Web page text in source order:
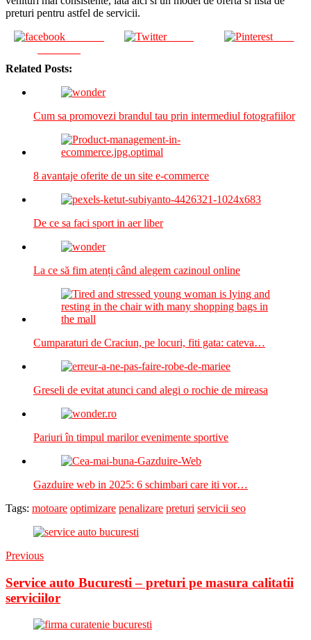
preturi pentru astfel de servicii.
Tweet Save
Related Posts:
Cum sa promovezi brandul tau prin intermediul fotografiilor
8 avantaje oferite de un site e-commerce
De ce sa faci sport in aer liber
La ce să fim atenți când alegem cazinoul online
Cumparaturi de Craciun, pe locuri, fiti gata: cateva…
Greseli de evitat atunci cand alegi o rochie de mireasa
Pariuri în timpul marilor evenimente sportive
Gazduire web in 2025: 6 schimbari care iti vor…
Tags: motoare optimizare penalizare preturi servicii seo
Previous
Service auto Bucuresti – preturi pe masura calitatii
serviciilor